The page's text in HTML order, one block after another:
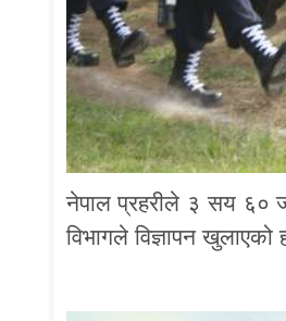
नेपाल प्रहरीले ३ सय ६०
विभागले विज्ञापन खुलाएको